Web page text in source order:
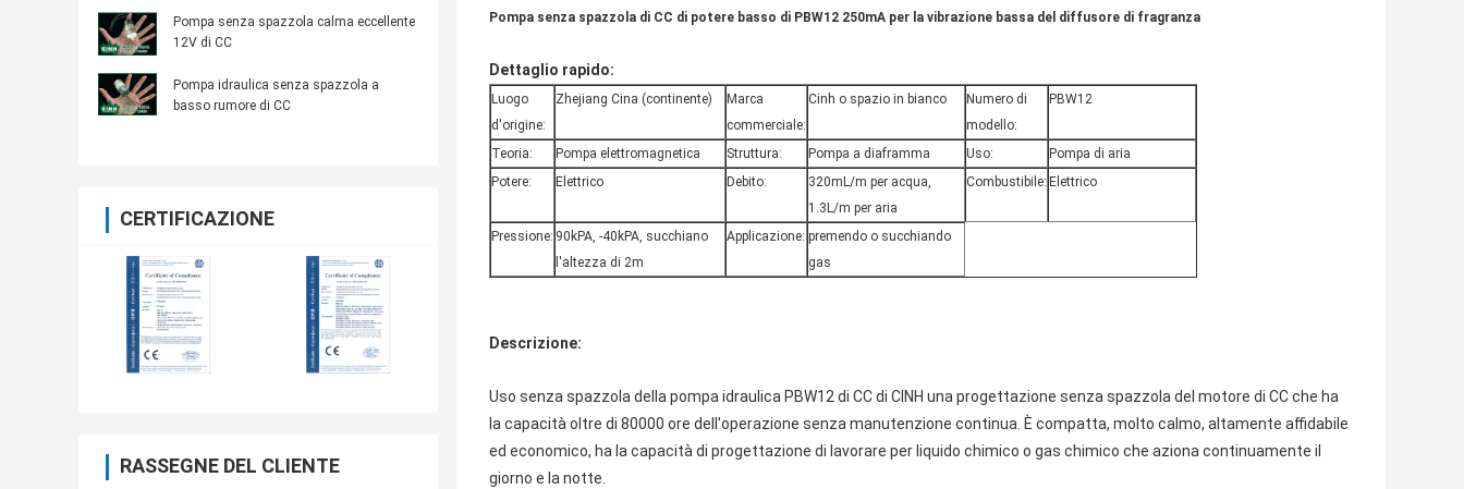
Pompa senza spazzola calma eccellente
12V di CC
Pompa idraulica senza spazzola a
basso rumore di CC
CERTIFICAZIONE
RASSEGNE DEL CLIENTE
Pompa senza spazzola di CC di potere basso di PBW12 250mA per la vibrazione bassa del diffusore di fragranza
Dettaglio rapido:
Luogo
d'origine:
Zhejiang Cina (continente)
Marca
commerciale:
Cinh o spazio in bianco
Numero di
modello:
PBW12
Teoria: Pompa elettromagnetica Struttura: Pompa a diaframma Uso:
Pompa di aria
Potere:
Elettrico Debito:
320mL/m per acqua,
1.3L/m per aria
Combustibile: Elettrico
Pressione: 90kPA, -40kPA, succhiano
l'altezza di 2m
Applicazione: premendo o succhiando
gas
Descrizione:
Uso senza spazzola della pompa idraulica PBW12 di CC di CINH una progettazione senza spazzola del motore di CC che ha
la capacità oltre di 80000 ore dell'operazione senza manutenzione continua. È compatta, molto calmo, altamente affidabile
ed economico, ha la capacità di progettazione di lavorare per liquido chimico o gas chimico che aziona continuamente il
giorno e la notte.